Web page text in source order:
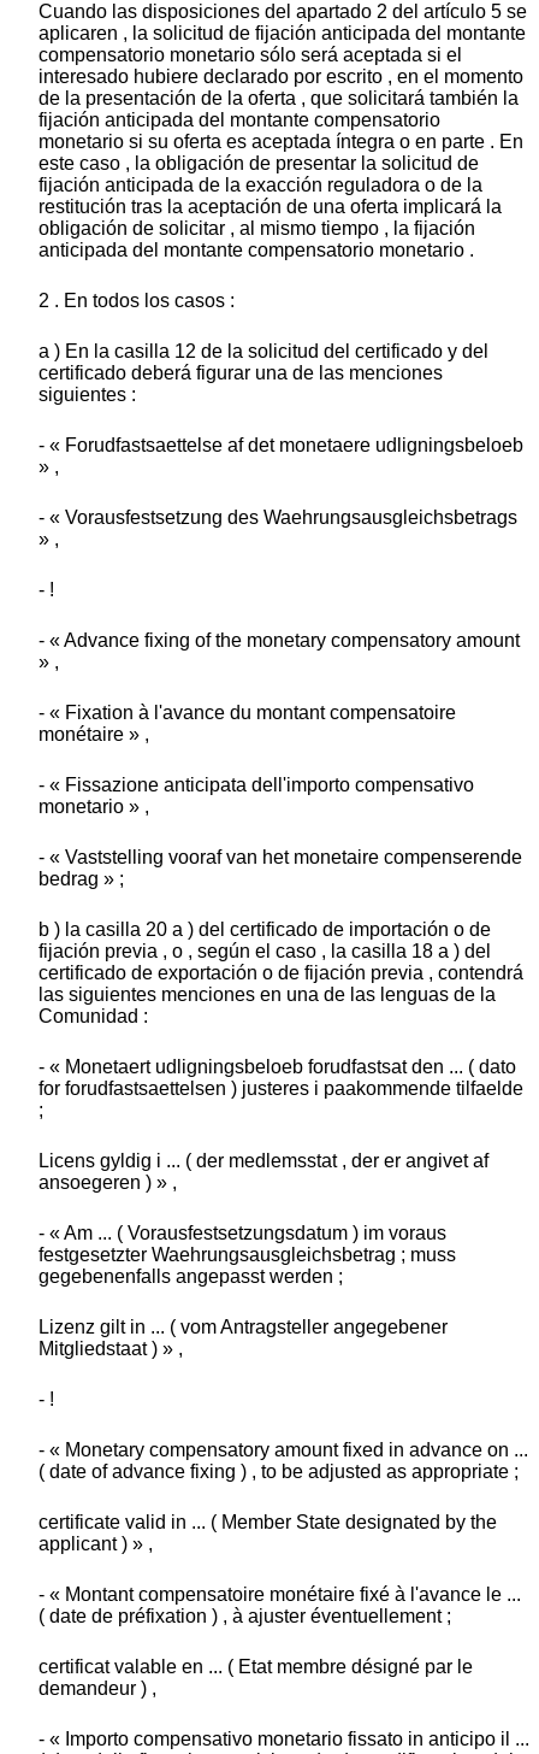
Cuando las disposiciones del apartado 2 del artículo 5 se
aplicaren , la solicitud de fijación anticipada del montante
compensatorio monetario sólo será aceptada si el
interesado hubiere declarado por escrito , en el momento
de la presentación de la oferta , que solicitará también la
fijación anticipada del montante compensatorio
monetario si su oferta es aceptada íntegra o en parte . En
este caso , la obligación de presentar la solicitud de
fijación anticipada de la exacción reguladora o de la
restitución tras la aceptación de una oferta implicará la
obligación de solicitar , al mismo tiempo , la fijación
anticipada del montante compensatorio monetario .
2 . En todos los casos :
a ) En la casilla 12 de la solicitud del certificado y del
certificado deberá figurar una de las menciones
siguientes :
- « Forudfastsaettelse af det monetaere udligningsbeloeb
» ,
- « Vorausfestsetzung des Waehrungsausgleichsbetrags
» ,
- !
- « Advance fixing of the monetary compensatory amount
» ,
- « Fixation à l'avance du montant compensatoire
monétaire » ,
- « Fissazione anticipata dell'importo compensativo
monetario » ,
- « Vaststelling vooraf van het monetaire compenserende
bedrag » ;
b ) la casilla 20 a ) del certificado de importación o de
fijación previa , o , según el caso , la casilla 18 a ) del
certificado de exportación o de fijación previa , contendrá
las siguientes menciones en una de las lenguas de la
Comunidad :
- « Monetaert udligningsbeloeb forudfastsat den ... ( dato
for forudfastsaettelsen ) justeres i paakommende tilfaelde
;
Licens gyldig i ... ( der medlemsstat , der er angivet af
ansoegeren ) » ,
- « Am ... ( Vorausfestsetzungsdatum ) im voraus
festgesetzter Waehrungsausgleichsbetrag ; muss
gegebenenfalls angepasst werden ;
Lizenz gilt in ... ( vom Antragsteller angegebener
Mitgliedstaat ) » ,
- !
- « Monetary compensatory amount fixed in advance on ...
( date of advance fixing ) , to be adjusted as appropriate ;
certificate valid in ... ( Member State designated by the
applicant ) » ,
- « Montant compensatoire monétaire fixé à l'avance le ...
( date de préfixation ) , à ajuster éventuellement ;
certificat valable en ... ( Etat membre désigné par le
demandeur ) ,
- « Importo compensativo monetario fissato in anticipo il ...